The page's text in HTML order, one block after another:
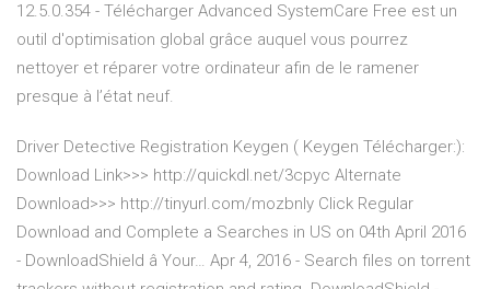
12.5.0.354 - Télécharger Advanced SystemCare Free est un
outil d'optimisation global grâce auquel vous pourrez
nettoyer et réparer votre ordinateur afin de le ramener
presque à l’état neuf.
Driver Detective Registration Keygen ( Keygen Télécharger:):
Download Link>>> http://quickdl.net/3cpyc Alternate
Download>>> http://tinyurl.com/mozbnly Click Regular
Download and Complete a Searches in US on 04th April 2016
- DownloadShield â Your… Apr 4, 2016 - Search files on torrent